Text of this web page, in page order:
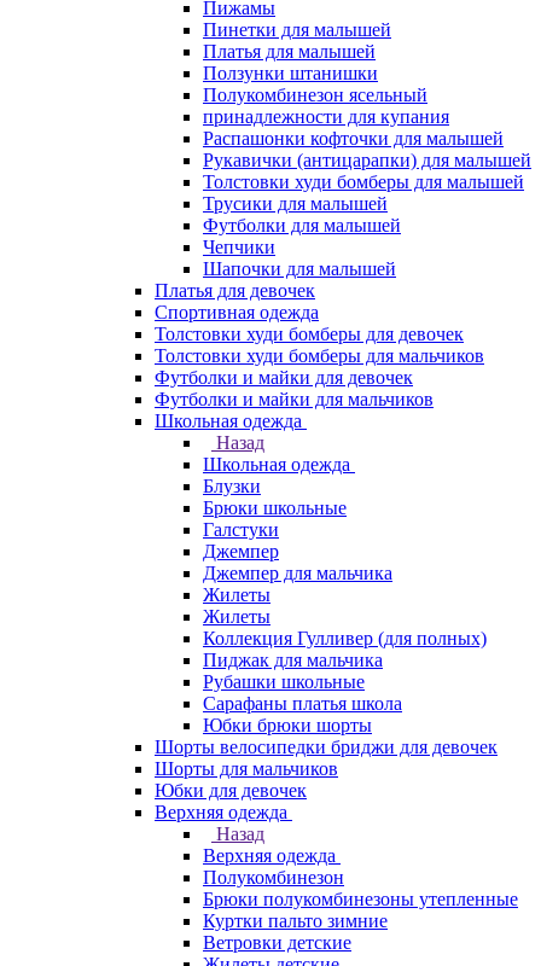
Пижамы
Пинетки для малышей
Платья для малышей
Ползунки штанишки
Полукомбинезон ясельный
принадлежности для купания
Распашонки кофточки для малышей
Рукавички (антицарапки) для малышей
Толстовки худи бомберы для малышей
Трусики для малышей
Футболки для малышей
Чепчики
Шапочки для малышей
Платья для девочек
Спортивная одежда
Толстовки худи бомберы для девочек
Толстовки худи бомберы для мальчиков
Футболки и майки для девочек
Футболки и майки для мальчиков
Школьная одежда
Назад
Школьная одежда
Блузки
Брюки школьные
Галстуки
Джемпер
Джемпер для мальчика
Жилеты
Жилеты
Коллекция Гулливер (для полных)
Пиджак для мальчика
Рубашки школьные
Сарафаны платья школа
Юбки брюки шорты
Шорты велосипедки бриджи для девочек
Шорты для мальчиков
Юбки для девочек
Верхняя одежда
Назад
Верхняя одежда
Полукомбинезон
Брюки полукомбинезоны утепленные
Куртки пальто зимние
Ветровки детские